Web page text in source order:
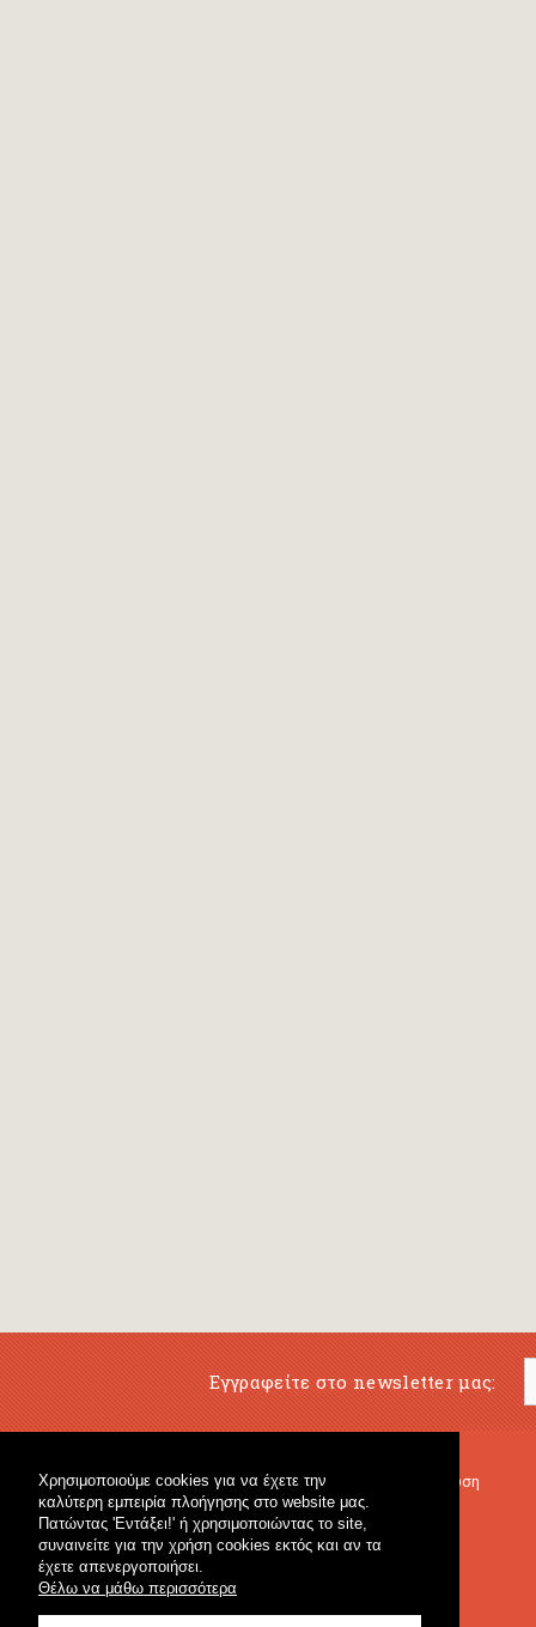
Χρησιμοποιούμε cookies για να έχετε την
καλύτερη εμπειρία πλοήγησης στο website μας.
Πατώντας 'Εντάξει!' ή χρησιμοποιώντας το site,
συναινείτε για την χρήση cookies εκτός και αν τα
έχετε απενεργοποιήσει.
Θέλω να μάθω περισσότερα
Εγγραφείτε στο newsletter μας:
Μουσικό Βιβλιοπωλείο
Κρουστά & Εκπαιδευτικό Υλικό
Γενικό Βιβλιοπωλείο
Μουσική Εκπαίδευση
Fagotto Blog